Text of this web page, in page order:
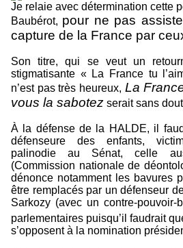
Je relaie avec détermination cette
Baubérot, pour ne pas
capture de la France par
Son titre, qui se veut un
stigmatisante « La France tu
n’est pas très heureux, La
vous la sabotez serait sans
À la défense de la HALDE, il
défenseure des enfants,
palinodie au Sénat, celle
(Commission nationale de
dénonce notamment les bavures
être remplacés par un défenseur
Sarkozy (avec un contre-pouvoir-
parlementaires puisqu’il faudrait
s’opposent à la nomination